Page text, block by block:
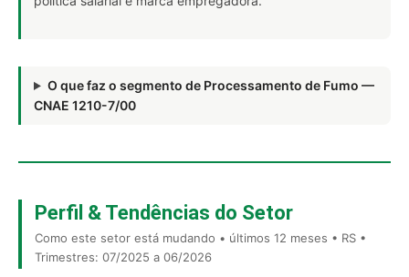
O que faz o segmento de Processamento de Fumo —
CNAE 1210-7/00
Perfil & Tendências do Setor
Como este setor está mudando • últimos 12 meses • RS •
Trimestres: 07/2025 a 06/2026